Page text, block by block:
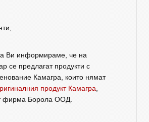
Ви информираме, че на
се предлагат продукти с
Камагра, които нямат
продукт Камагра,
фирма Борола ООД.